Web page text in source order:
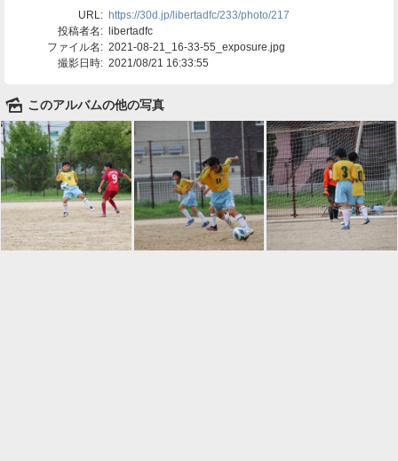
URL: https://30d.jp/libertadfc/233/photo/217
投稿者名: libertadfc
ファイル名: 2021-08-21_16-33-55_exposure.jpg
撮影日時: 2021/08/21 16:33:55
🌄 このアルバムの他の写真